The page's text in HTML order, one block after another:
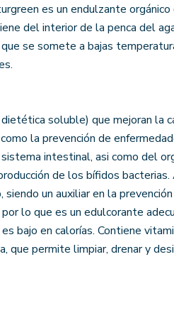
es un endulzante orgánico
del interior de la penca del
se somete a bajas
soluble) que mejoran la
la prevención de
intestinal, asi como del
de los bífidos
un auxiliar en la
lo que es un edulcorante
bajo en calorías. Contiene
que permite limpiar, drenar y